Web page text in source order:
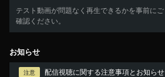
テスト動画が問題なく再生できるかを事前にご
確認ください。
お知らせ
注意 配信視聴に関する注意事項とお知らせ